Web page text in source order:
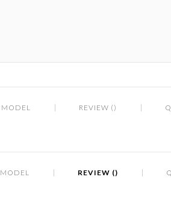
MODEL REVIEW ()
MODEL REVIEW ()